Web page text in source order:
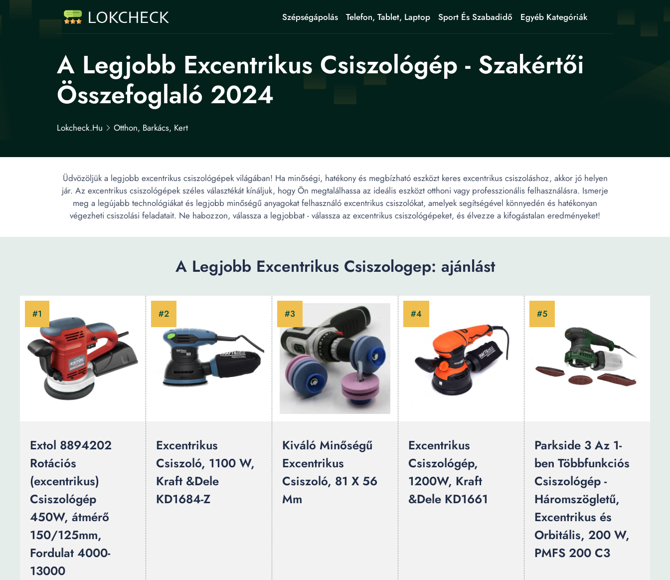
Szépségápolás Telefon, Tablet, Laptop Sport És Szabadidő Egyéb Kategóriák
A Legjobb Excentrikus Csiszológép - Szakértői
Összefoglaló 2024
Lokcheck.hu Otthon, Barkács, Kert
Üdvözöljük a legjobb excentrikus csiszológépek világában! Ha minőségi, hatékony és megbízható eszközt keres excentrikus csiszoláshoz, akkor jó helyen
jár. Az excentrikus csiszológépek széles választékát kínáljuk, hogy Ön megtalálhassa az ideális eszközt otthoni vagy professzionális felhasználásra. Ismerje
meg a legújabb technológiákat és legjobb minőségű anyagokat felhasználó excentrikus csiszolókat, amelyek segítségével könnyedén és hatékonyan
végezheti csiszolási feladatait. Ne habozzon, válassza a legjobbat - válassza az excentrikus csiszológépeket, és élvezze a kifogástalan eredményeket!
A Legjobb Excentrikus Csiszologep: ajánlást
Extol 8894202
Rotációs
(excentrikus)
Csiszológép
450W, átmérő
150/125mm,
Fordulat 4000-
13000
Excentrikus
Csiszoló, 1100 W,
Kraft &Dele
KD1684-Z
Kiváló Minőségű
Excentrikus
Csiszoló, 81 X 56
Mm
Excentrikus
Csiszológép,
1200W, Kraft
&Dele KD1661
Parkside 3 Az 1-
ben Többfunkciós
Csiszológép -
Háromszögletű,
Excentrikus és
Orbitális, 200 W,
PMFS 200 C3